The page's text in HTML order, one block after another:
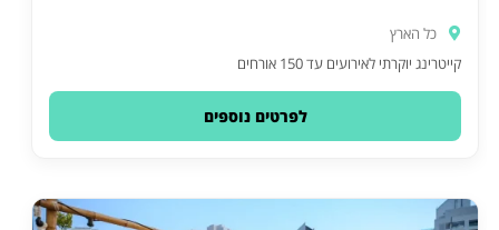
כל הארץ
קייטרינג יוקרתי לאירועים עד 150 אורחים
לפרטים נוספים